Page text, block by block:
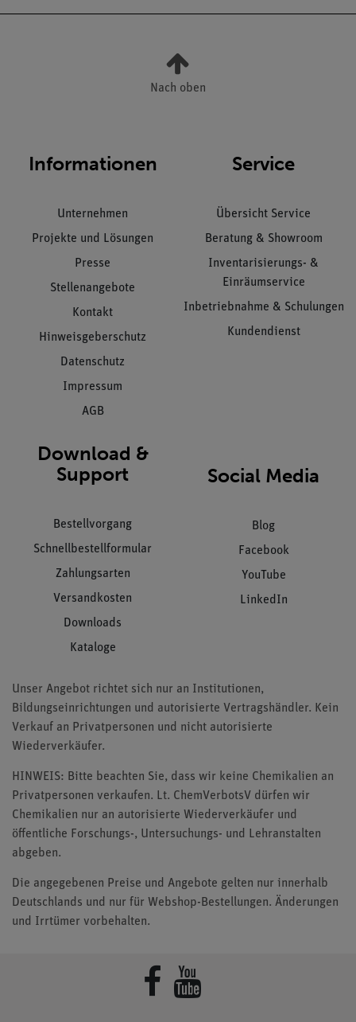
Nach oben
Informationen
Unternehmen
Projekte und Lösungen
Presse
Stellenangebote
Kontakt
Hinweisgeberschutz
Datenschutz
Impressum
AGB
Service
Übersicht Service
Beratung & Showroom
Inventarisierungs- &
Einräumservice
Inbetriebnahme & Schulungen
Kundendienst
Download &
Support
Bestellvorgang
Schnellbestellformular
Zahlungsarten
Versandkosten
Downloads
Kataloge
Social Media
Blog
Facebook
YouTube
LinkedIn
Unser Angebot richtet sich nur an Institutionen,
Bildungseinrichtungen und autorisierte Vertragshändler. Kein
Verkauf an Privatpersonen und nicht autorisierte
Wiederverkäufer.
HINWEIS: Bitte beachten Sie, dass wir keine Chemikalien an
Privatpersonen verkaufen. Lt. ChemVerbotsV dürfen wir
Chemikalien nur an autorisierte Wiederverkäufer und
öffentliche Forschungs-, Untersuchungs- und Lehranstalten
abgeben.
Die angegebenen Preise und Angebote gelten nur innerhalb
Deutschlands und nur für Webshop-Bestellungen. Änderungen
und Irrtümer vorbehalten.